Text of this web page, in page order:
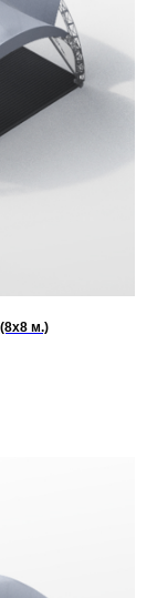
м.)